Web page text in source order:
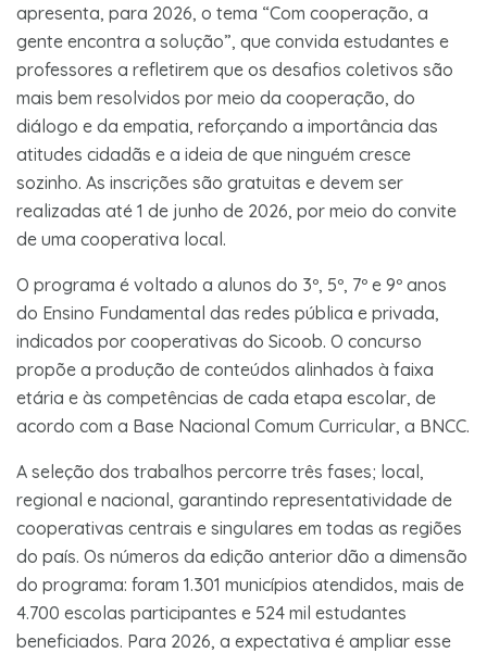
apresenta, para 2026, o tema “Com cooperação, a
gente encontra a solução”, que convida estudantes e
professores a refletirem que os desafios coletivos são
mais bem resolvidos por meio da cooperação, do
diálogo e da empatia, reforçando a importância das
atitudes cidadãs e a ideia de que ninguém cresce
sozinho. As inscrições são gratuitas e devem ser
realizadas até 1 de junho de 2026, por meio do convite
de uma cooperativa local.
O programa é voltado a alunos do 3º, 5º, 7º e 9º anos
do Ensino Fundamental das redes pública e privada,
indicados por cooperativas do Sicoob. O concurso
propõe a produção de conteúdos alinhados à faixa
etária e às competências de cada etapa escolar, de
acordo com a Base Nacional Comum Curricular, a BNCC.
A seleção dos trabalhos percorre três fases; local,
regional e nacional, garantindo representatividade de
cooperativas centrais e singulares em todas as regiões
do país. Os números da edição anterior dão a dimensão
do programa: foram 1.301 municípios atendidos, mais de
4.700 escolas participantes e 524 mil estudantes
beneficiados. Para 2026, a expectativa é ampliar esse